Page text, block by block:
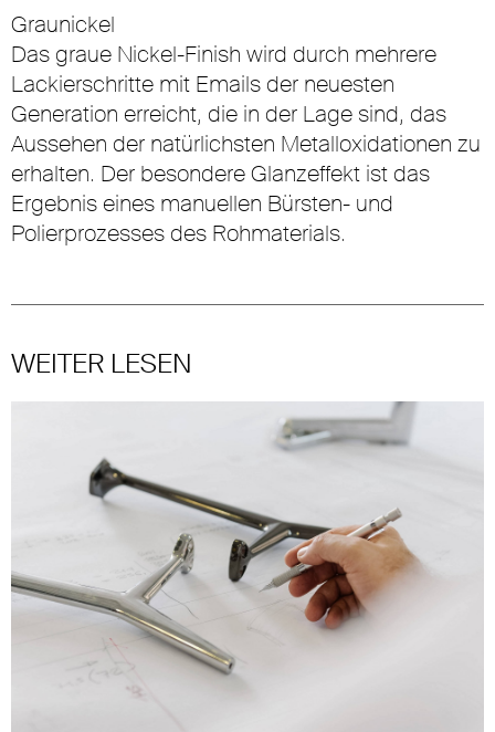
Graunickel
Das graue Nickel-Finish wird durch mehrere
Lackierschritte mit Emails der neuesten
Generation erreicht, die in der Lage sind, das
Aussehen der natürlichsten Metalloxidationen zu
erhalten. Der besondere Glanzeffekt ist das
Ergebnis eines manuellen Bürsten- und
Polierprozesses des Rohmaterials.
WEITER LESEN